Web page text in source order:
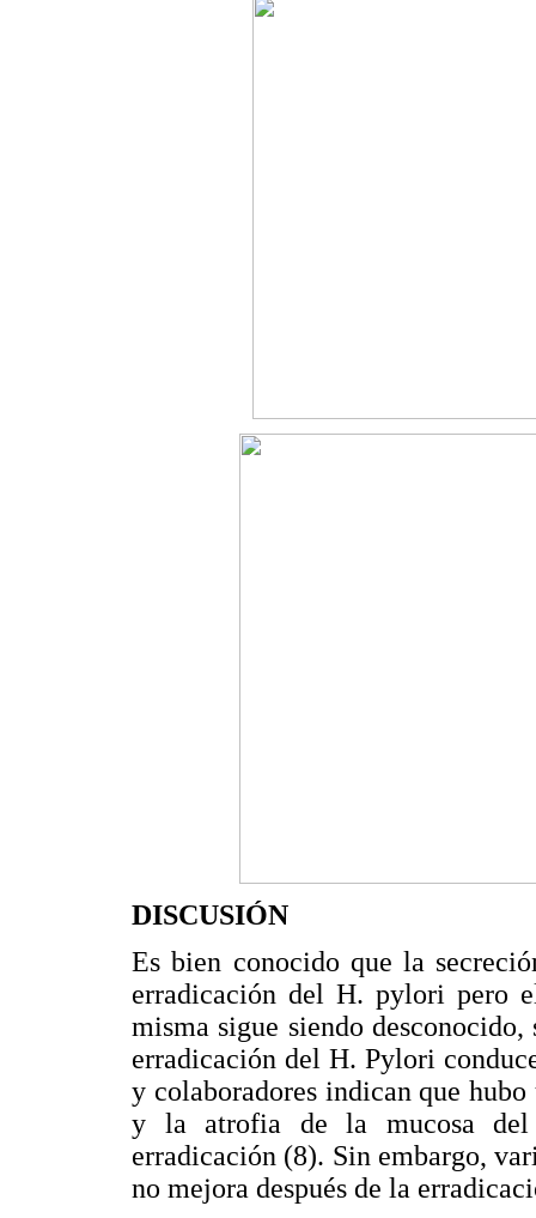
DISCUSIÓN
Es bien conocido que la
erradicación del H. pylori pero
misma sigue siendo
erradicación del H. Pylori
y colaboradores indican que
y la atrofia de la mucosa del
erradicación (8). Sin embargo,
no mejora después de la